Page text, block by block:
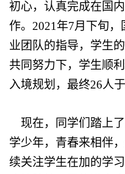
初心，认真完成在国
作。 2021 年7月下旬，
业团队的指导，学生
共同努力下，学生顺
入境规划，最终26人于
现在，同学们踏上
学少年，青春来相伴
续关注学生在加的学